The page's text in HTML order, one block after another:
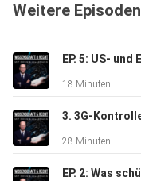
Weitere Episoden
18 Minuten
28 Minuten